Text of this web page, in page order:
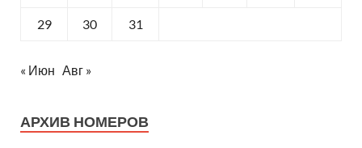
29 30 31
« Июн Авг »
АРХИВ НОМЕРОВ